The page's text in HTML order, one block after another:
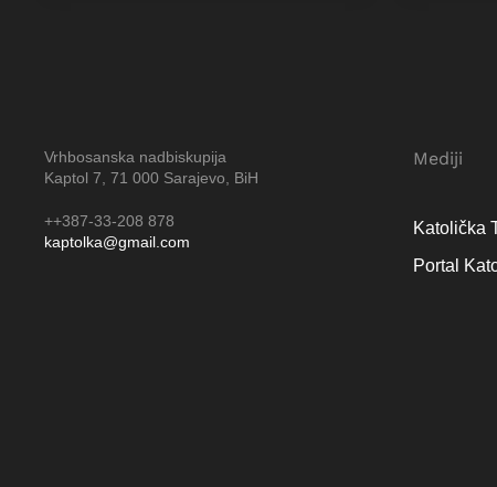
Vrhbosanska nadbiskupija
Kaptol 7, 71 000 Sarajevo, BiH
++387-33-208 878
kaptolka@gmail.com
Mediji
Katolička
Portal